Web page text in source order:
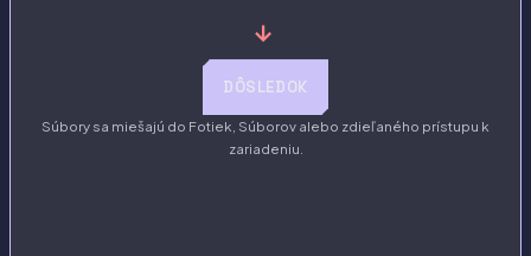
→
DÔSLEDOK
Súbory sa miešajú do Fotiek, Súborov alebo zdieľaného prístupu k
zariadeniu.